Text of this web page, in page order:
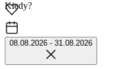
Kiedy?
08.08.2026 - 31.08.2026